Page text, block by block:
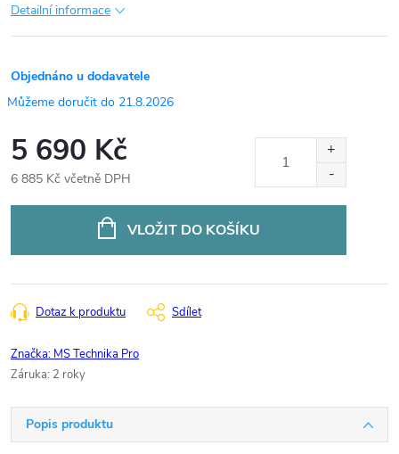
Detailní informace
Objednáno u dodavatele
21.8.2026
5 690 Kč
6 885 Kč včetně DPH
VLOŽIT DO KOŠÍKU
Dotaz k produktu Sdílet
Značka: MS Technika Pro
Záruka: 2 roky
Popis produktu